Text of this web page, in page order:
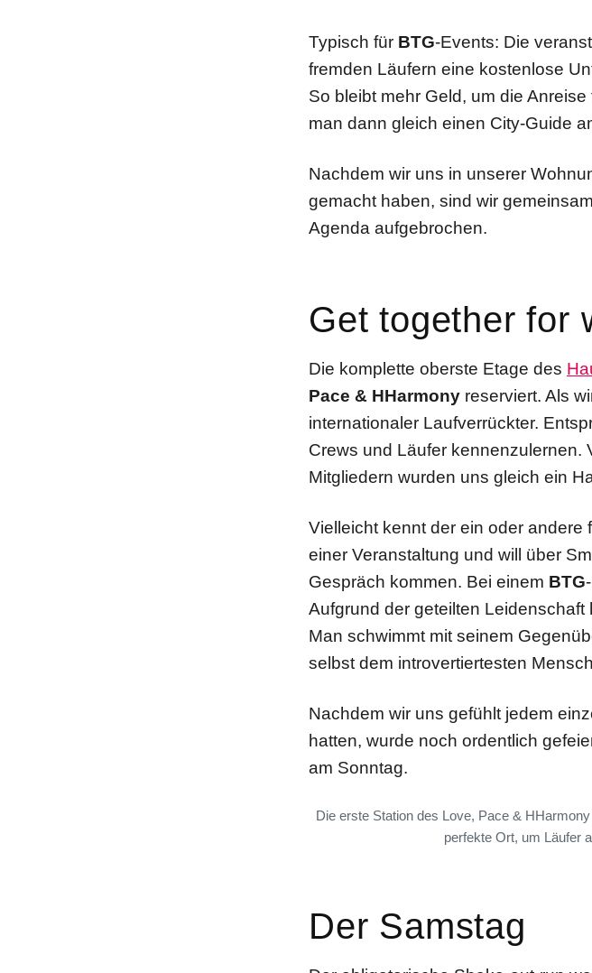
Typisch für BTG-Events: Die
fremden Läufern eine kostenlose
So bleibt mehr Geld, um die
man dann gleich einen City-Guide
Nachdem wir uns in unserer
gemacht haben, sind wir
Agenda aufgebrochen.
Get together for
Die komplette oberste Etage des
Pace & HHarmony reserviert. Als
internationaler Laufverrückter.
Crews und Läufer kennenzulernen.
Mitgliedern wurden uns gleich ein
Vielleicht kennt der ein oder andere
einer Veranstaltung und will über
Gespräch kommen. Bei einem BTG
Aufgrund der geteilten
Man schwimmt mit seinem
selbst dem introvertiertesten
Nachdem wir uns gefühlt jedem
hatten, wurde noch ordentlich
am Sonntag.
Die erste Station des Love, Pace &
perfekte Ort, um Läufer
Der Samstag